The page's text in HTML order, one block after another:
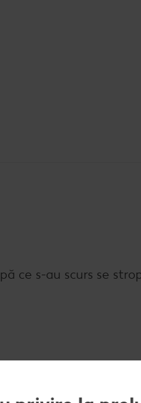
ce s-au scurs se
2 minute în unt
pătrunjel tocat.